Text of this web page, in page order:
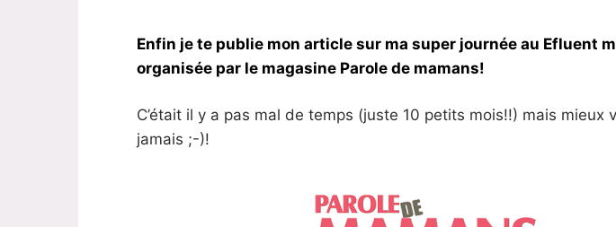
Enfin je te publie mon article sur ma super journée au Efluent
organisée par le magasine Parole de mamans!
C’était il y a pas mal de temps (juste 10 petits mois!!) mais mieux
jamais ;-)!